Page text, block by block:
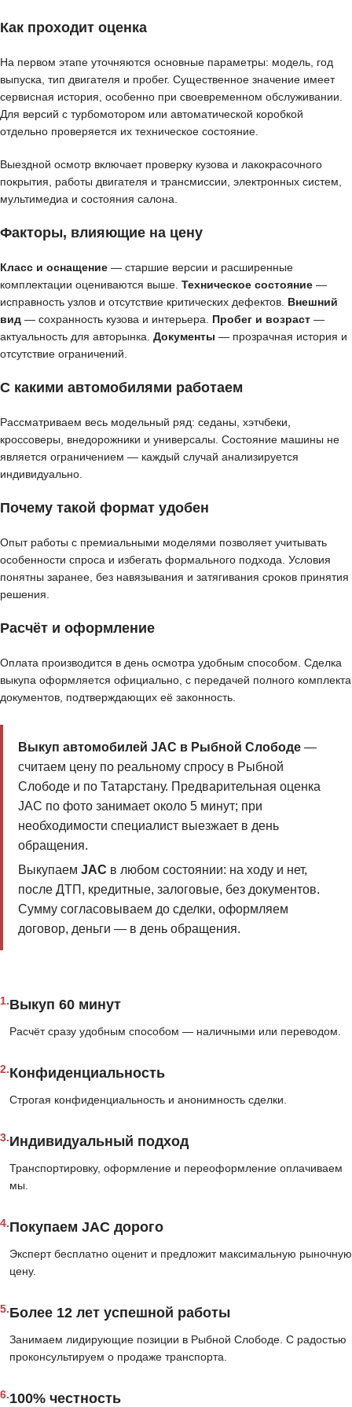
Как проходит оценка
На первом этапе уточняются основные параметры: модель, год
выпуска, тип двигателя и пробег. Существенное значение имеет
сервисная история, особенно при своевременном обслуживании.
Для версий с турбомотором или автоматической коробкой
отдельно проверяется их техническое состояние.
Выездной осмотр включает проверку кузова и лакокрасочного
покрытия, работы двигателя и трансмиссии, электронных систем,
мультимедиа и состояния салона.
Факторы, влияющие на цену
Класс и оснащение — старшие версии и расширенные
комплектации оцениваются выше. Техническое состояние —
исправность узлов и отсутствие критических дефектов. Внешний
вид — сохранность кузова и интерьера. Пробег и возраст —
актуальность для авторынка. Документы — прозрачная история и
отсутствие ограничений.
С какими автомобилями работаем
Рассматриваем весь модельный ряд: седаны, хэтчбеки,
кроссоверы, внедорожники и универсалы. Состояние машины не
является ограничением — каждый случай анализируется
индивидуально.
Почему такой формат удобен
Опыт работы с премиальными моделями позволяет учитывать
особенности спроса и избегать формального подхода. Условия
понятны заранее, без навязывания и затягивания сроков принятия
решения.
Расчёт и оформление
Оплата производится в день осмотра удобным способом. Сделка
выкупа оформляется официально, с передачей полного комплекта
документов, подтверждающих её законность.
Выкуп автомобилей JAC в Рыбной Слободе—
считаем цену по реальному спросу в Рыбной
Слободе и по Татарстану. Предварительная оценка
JAC по фото занимает около 5 минут; при
необходимости специалист выезжает в день
обращения.
Выкупаем JAC в любом состоянии: на ходу и нет,
после ДТП, кредитные, залоговые, без документов.
Сумму согласовываем до сделки, оформляем
договор, деньги — в день обращения.
1.Выкуп 60 минут
Расчёт сразу удобным способом — наличными или переводом.
2.Конфиденциальность
Строгая конфиденциальность и анонимность сделки.
3.Индивидуальный подход
Транспортировку, оформление и переоформление оплачиваем
мы.
4.Покупаем JAC дорого
Эксперт бесплатно оценит и предложит максимальную рыночную
цену.
5.Более 12 лет успешной работы
Занимаем лидирующие позиции в Рыбной Слободе. С радостью
проконсультируем о продаже транспорта.
6.100% честность